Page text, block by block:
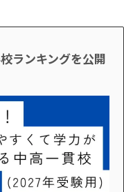
ランキングを公開